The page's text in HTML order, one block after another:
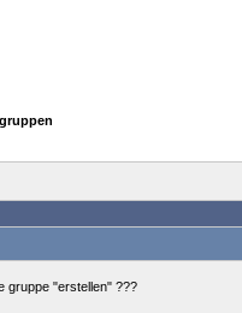
gruppe "erstellen" ???